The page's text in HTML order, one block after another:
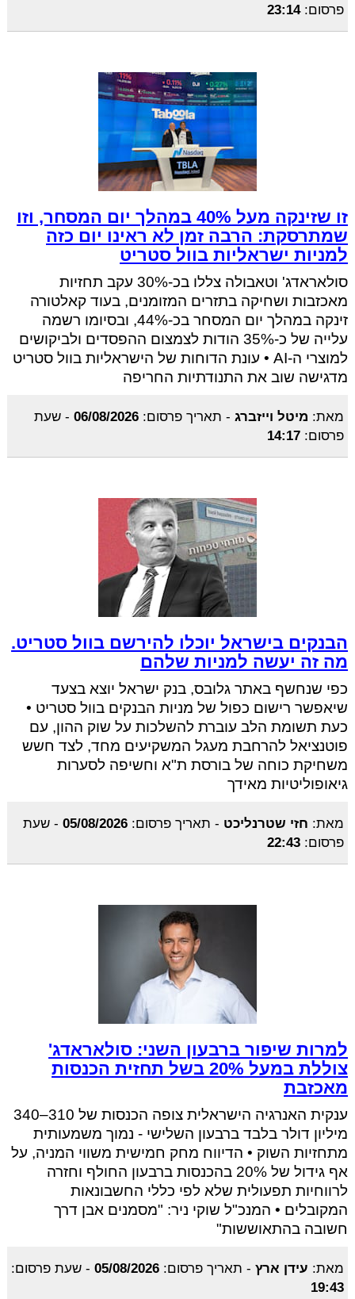
פרסום:23:14
זו שזינקה מעל 40% במהלך יום המסחר, וזו
שמתרסקת: הרבה זמן לא ראינו יום כזה
למניות ישראליות בוול סטריט
סולאראדג' וטאבולה צללו בכ-30% עקב תחזיות
מאכזבות ושחיקה בתזרים המזומנים, בעוד קאלטורה
זינקה במהלך יום המסחר בכ-44%, ובסיומו רשמה
עלייה של כ-35% הודות לצמצום ההפסדים ולביקושים
למוצרי ה-AI • עונת הדוחות של הישראליות בוול סטריט
מדגישה שוב את התנודתיות החריפה
מאת: מיטל וייזברג- תאריך פרסום: 06/08/2026
- שעת
פרסום: 14:17
הבנקים בישראל יוכלו להירשם בוול סטריט.
מה זה יעשה למניות שלהם
כפי שנחשף באתר גלובס, בנק ישראל יוצא בצעד
שיאפשר רישום כפול של מניות הבנקים בוול סטריט •
כעת תשומת הלב עוברת להשלכות על שוק ההון, עם
פוטנציאל להרחבת מעגל המשקיעים מחד, לצד חשש
משחיקת כוחה של בורסת ת"א וחשיפה לסערות
גיאופוליטיות מאידך
מאת: חזי שטרנליכט - תאריך פרסום: 05/08/2026
- שעת
פרסום: 22:43
למרות שיפור ברבעון השני: סולאראדג'
צוללת במעל 20% בשל תחזית הכנסות
מאכזבת
ענקית האנרגיה הישראלית צופה הכנסות של 310–340
מיליון דולר בלבד ברבעון השלישי - נמוך משמעותית
מתחזיות השוק • הדיווח מחק חמישית משווי המניה, על
אף גידול של 20% בהכנסות ברבעון החולף וחזרה
לרווחיות תפעולית שלא לפי כללי החשבונאות
המקובלים • המנכ"ל שוקי ניר: "מסמנים אבן דרך
חשובה בהתאוששות"
מאת: עידן ארץ- תאריך פרסום: 05/08/2026
- שעת פרסום:
19:43